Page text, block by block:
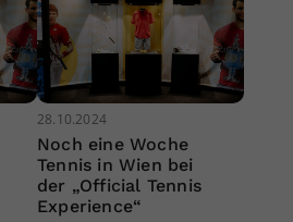
28.10.2024
Noch eine Woche
Tennis in Wien bei
der „Official Tennis
Experience“